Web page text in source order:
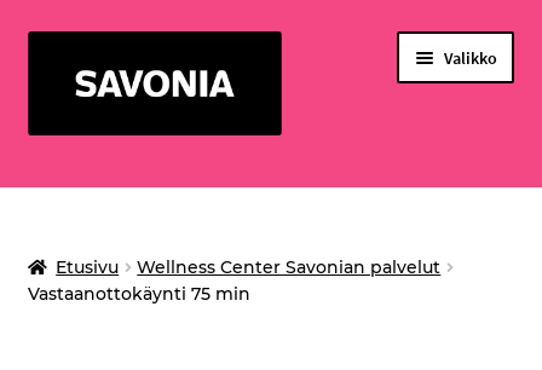
navigointiin
sisältöön
Valikko
PALVELULIIKETOIMINTA
Etusivu
Wellness Center Savonian palvelut
Vastaanottokäynti 75 min